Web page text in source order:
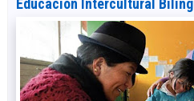
Educación Intercultural